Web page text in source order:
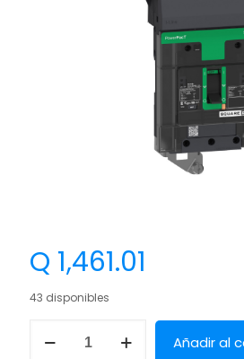
Q 1,461.01
43 disponibles
Añadir al